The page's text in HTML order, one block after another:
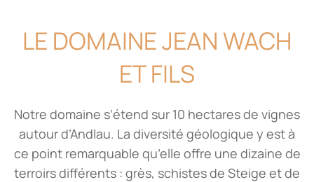
LE DOMAINE JEAN WACH
ET FILS
Notre domaine s’étend sur 10 hectares de vignes
autour d’Andlau. La diversité géologique y est à
ce point remarquable qu’elle offre une dizaine de
terroirs différents : grès, schistes de Steige et de